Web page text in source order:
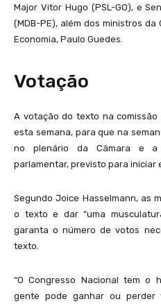
Major Vitor Hugo (PSL-GO), e
(MDB-PE), além dos ministros da
Economia, Paulo Guedes.
Votação
A votação do texto na
esta semana, para que na
no plenário da Câmara e a
parlamentar, previsto para iniciar
Segundo Joice Hasselmann, as
o texto e dar “uma
garanta o número de votos
texto.
“O Congresso Nacional tem o
gente pode ganhar ou perder